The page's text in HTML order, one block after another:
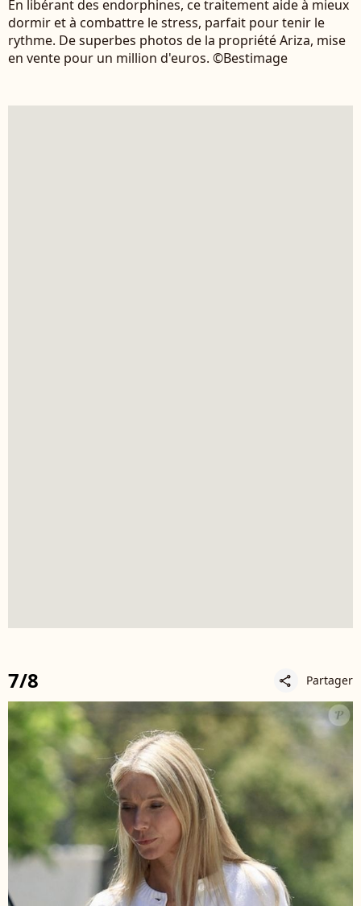
En libérant des endorphines, ce traitement aide à mieux
dormir et à combattre le stress, parfait pour tenir le
rythme. De superbes photos de la propriété Ariza, mise
en vente pour un million d'euros. ©Bestimage
7/8 share Partager